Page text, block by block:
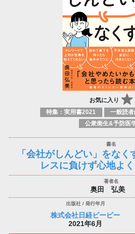
お気に入り
特集：実用書2021
一般読
公衆衛生&予防医
「会社がしんどい」をな
レスに負けず心地よ
奥田 弘美
株式会社日経ビーピー
2021年6月